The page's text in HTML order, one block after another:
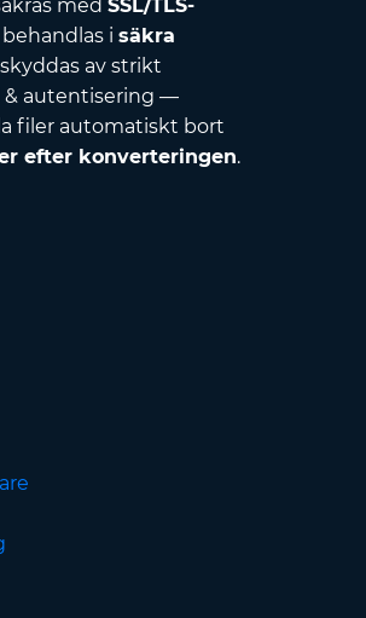
med SSL/TLS-
i säkra
av strikt
autentisering —
filer automatiskt bort
efter konverteringen.